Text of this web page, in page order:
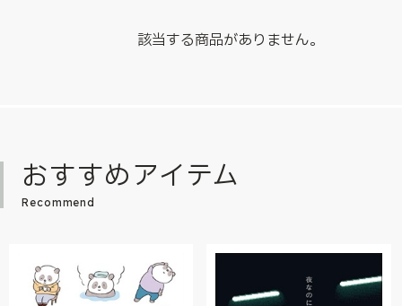
該当する商品がありません。
おすすめアイテム
Recommend